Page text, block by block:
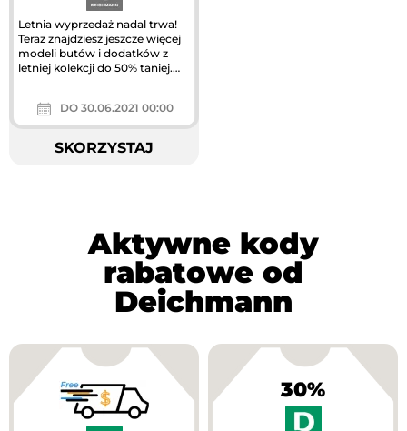
Letnia wyprzedaż nadal trwa!
Teraz znajdziesz jeszcze więcej
modeli butów i dodatków z
letniej kolekcji do 50% taniej.
DO 30.06.2021 00:00
SKORZYSTAJ
Aktywne kody
rabatowe od
Deichmann
30%